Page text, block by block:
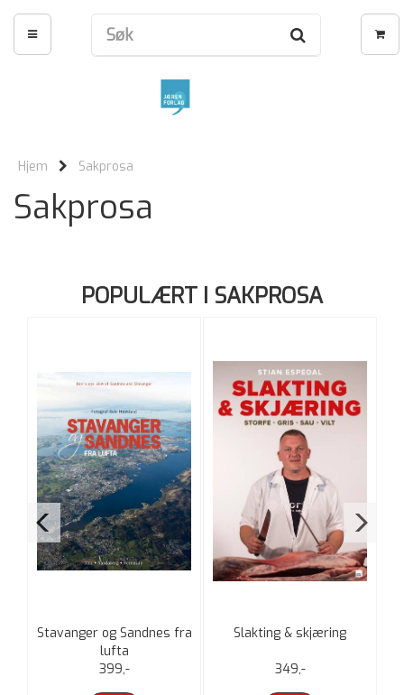
Hjem Sakprosa
Sakprosa
POPULÆRT I SAKPROSA
Stavanger og Sandnes fra
lufta
399,-
Slakting & skjæring
349,-